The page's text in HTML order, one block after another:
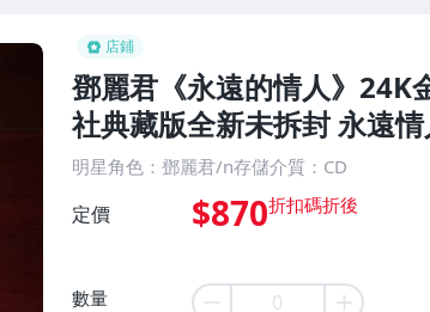
店鋪
鄧麗君《永遠的情人》24K
社典藏版全新未拆封 永遠
明星角色：鄧麗君/n存儲介質：CD
定價 $870
數量